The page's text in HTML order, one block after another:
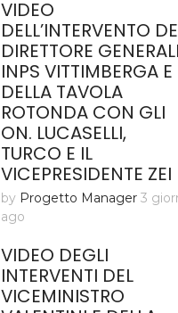
VIDEO
DELL’INTERVENTO
DIRETTORE
INPS VITTIMBERGA E
DELLA TAVOLA
ROTONDA CON GLI
ON. LUCASELLI,
TURCO E IL
VICEPRESIDENTE ZEI
by Progetto Manager 3
ago
VIDEO DEGLI
INTERVENTI DEL
VICEMINISTRO